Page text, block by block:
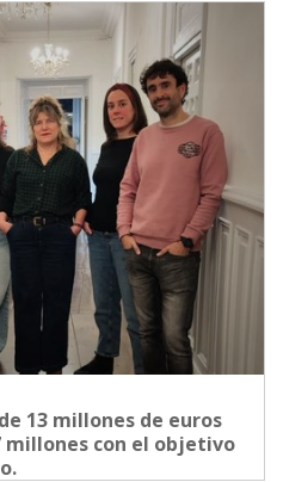
13 millones de euros
millones con el objetivo